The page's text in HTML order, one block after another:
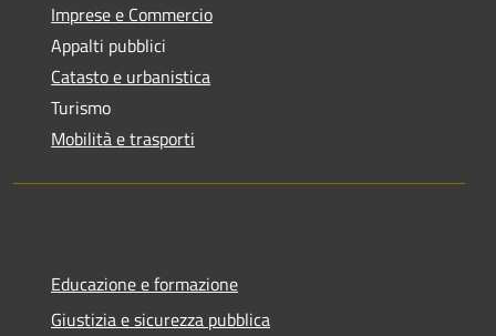
Imprese e Commercio
Appalti pubblici
Catasto e urbanistica
Turismo
Mobilità e trasporti
Educazione e formazione
Giustizia e sicurezza pubblica